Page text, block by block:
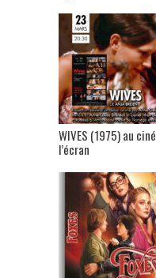
WIVES (1975) au
l’écran